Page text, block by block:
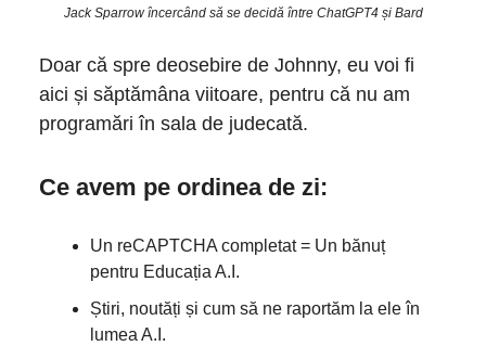
Jack Sparrow încercând să se decidă între ChatGPT4 și Bard
Doar că spre deosebire de Johnny, eu voi fi
aici și săptămâna viitoare, pentru că nu am
programări în sala de judecată.
Ce avem pe ordinea de zi:
Un reCAPTCHA completat = Un bănuț
pentru Educația A.I.
Știri, noutăți și cum să ne raportăm la ele în
lumea A.I.